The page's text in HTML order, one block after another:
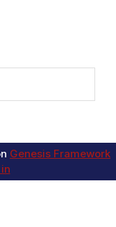
Genesis Framework